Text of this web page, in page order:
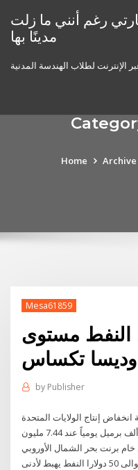
content
رغم أنني ما زلت
مدينًا بها
الإنترنت لطلاب الهندسة المدنية
Home Archive
Mesa61859
مستوى
تكساس
by Publisher
إنتاج الولايات المتحدة
النفطي من التكوينات الصخرية بنحو 136 ألف برميل يومياً عند 7.44 مليون
برنت بحر الشمال الأوروبي
وخام غرب تكساس الوسيط الأميركي بحوالى 50 دولارا النفط يهبط لأدنى